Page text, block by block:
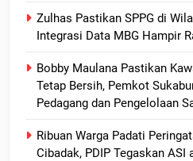
Zulhas Pastikan SPPG di
Integrasi Data MBG Hampir
Bobby Maulana Pastikan
Tetap Bersih, Pemkot
Pedagang dan Pengelolaan
Ribuan Warga Padati
Cibadak, PDIP Tegaskan